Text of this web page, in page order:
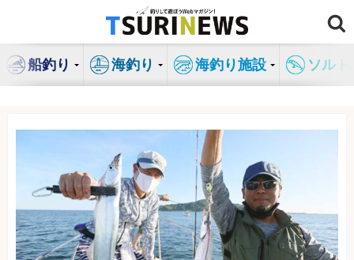
ン
船釣り 海釣り 海釣り施設 ソル